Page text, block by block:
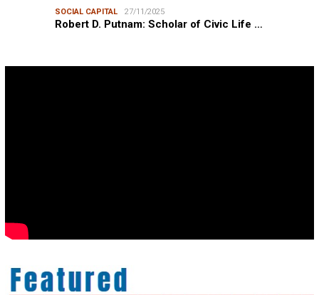
SOCIAL CAPITAL 27/11/2025
Robert D. Putnam: Scholar of Civic Life …